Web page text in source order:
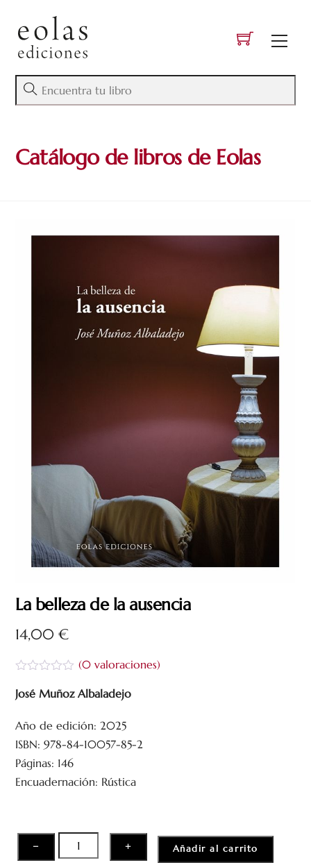
content
Catálogo de libros de Eolas
La belleza de la ausencia
14,00€
a
l
r
d
o
c
o
5
(0valoraciones)
José Muñoz Albaladejo
Año de edición: 2025
ISBN: 978-84-10057-85-2
Páginas: 146
Encuadernación: Rústica
−
belleza
+ Añadir al carrito